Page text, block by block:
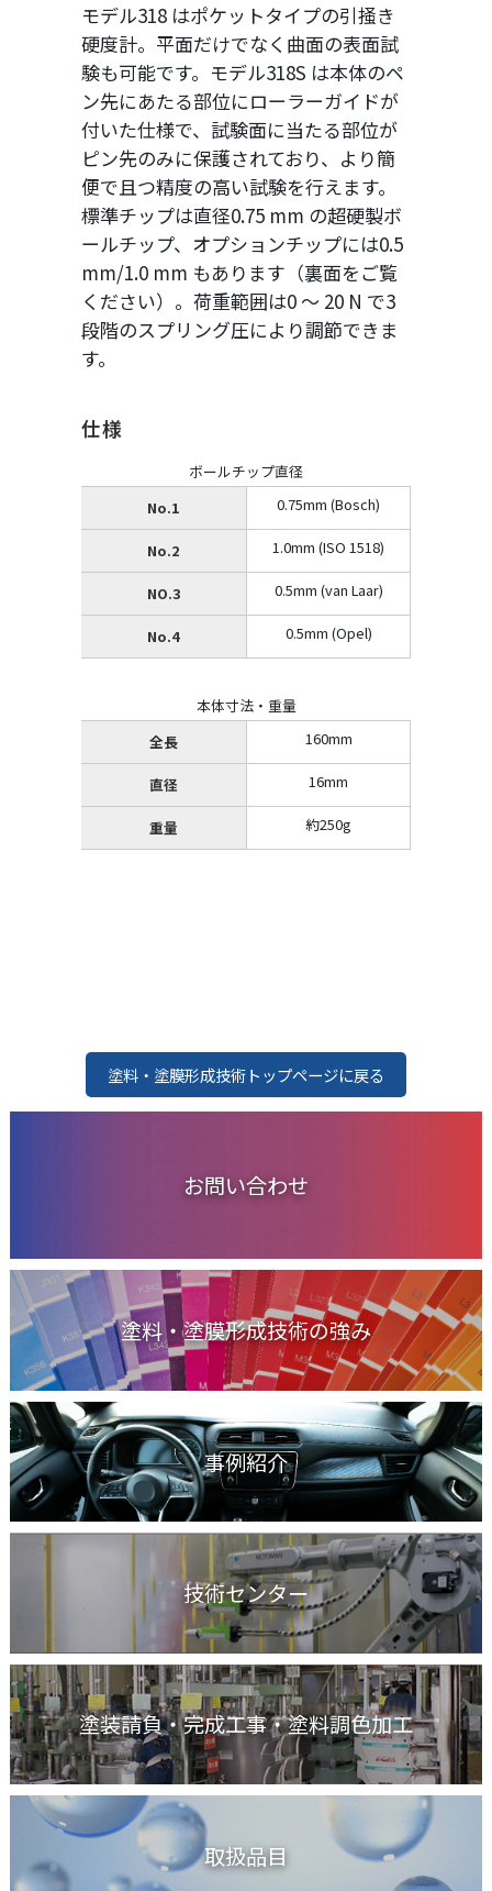
モデル318 はポケットタイプの引掻き
硬度計。平面だけでなく曲面の表面試
験も可能です。モデル318S は本体のペ
ン先にあたる部位にローラーガイドが
付いた仕様で、試験面に当たる部位が
ピン先のみに保護されており、より簡
便で且つ精度の高い試験を行えます。
標準チップは直径0.75 mm の超硬製ボ
ールチップ、オプションチップには0.5
mm/1.0 mm もあります（裏面をご覧
ください）。荷重範囲は0 ～ 20 N で3
段階のスプリング圧により調節できま
す。
仕様
ボールチップ直径
No.1
0.75mm (Bosch)
No.2 1.0mm (ISO 1518)
NO.3 0.5mm (van Laar)
No.4 0.5mm (Opel)
本体寸法・重量
全長
160mm
直径 16mm
重量 約250g
塗料・塗膜形成技術トップページに戻る
お問い合わせ
塗料・塗膜形成技術の強み
事例紹介
技術センター
塗装請負・完成工事・塗料調色加工
取扱品目